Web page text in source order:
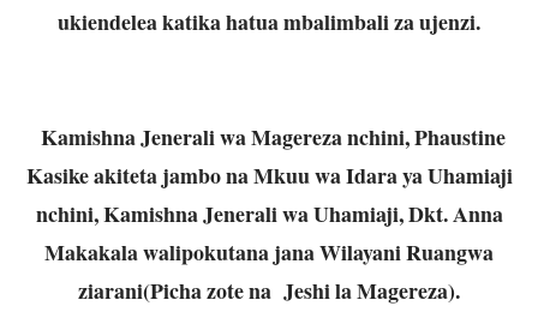
ukiendelea katika hatua mbalimbali za ujenzi.
Kamishna Jenerali wa Magereza nchini, Phaustine
Kasike akiteta jambo na Mkuu wa Idara ya Uhamiaji
nchini, Kamishna Jenerali wa Uhamiaji, Dkt. Anna
Makakala walipokutana jana Wilayani Ruangwa
ziarani(Picha zote na Jeshi la Magereza).